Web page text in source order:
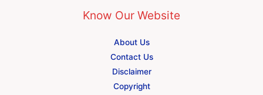
Know Our Website
About Us
Contact Us
Disclaimer
Copyright